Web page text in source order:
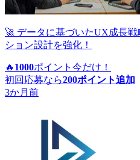
🚀 データに基づいたUX成長
ション設計を強化！
🔥 1000ポイント 今だけ！
初回応募なら200ポイント追加
3か月前